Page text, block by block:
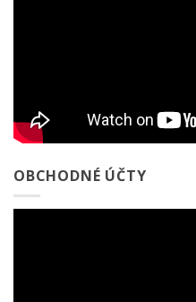
OBCHODNÉ ÚČTY